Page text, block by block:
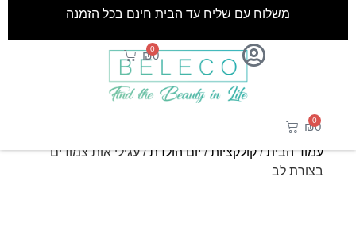
₪0
0
משלוח עם שליח עד הבית חינם בכל הזמנה
₪0
0
עמוד הבית/קולקציות/יום הולדת/ עגילי אות צמודים
בצורת לב